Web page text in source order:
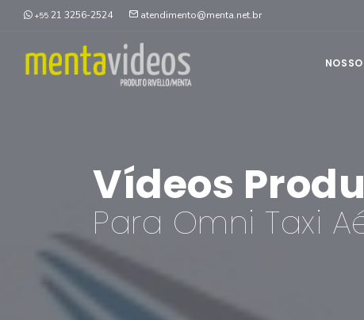
+55 21 3256-2524 atendimento@menta.net.br
Vídeos
Para Omni Taxi